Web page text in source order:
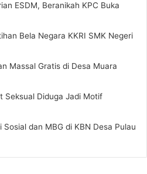
ESDM, Beranikah KPC Buka
Bela Negara KKRI SMK Negeri
Massal Gratis di Desa Muara
Seksual Diduga Jadi Motif
dan MBG di KBN Desa Pulau